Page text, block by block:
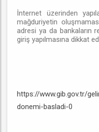
İnternet üzerinden
mağduriyetin
adresi ya da bankaların
giriş yapılmasına dikkat
https://www.gib.gov.tr/
donemi-basladi-0